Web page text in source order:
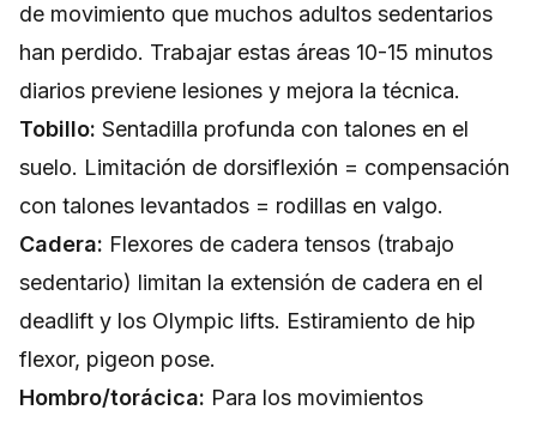
de movimiento que muchos adultos sedentarios
han perdido. Trabajar estas áreas 10-15 minutos
diarios previene lesiones y mejora la técnica.
Tobillo: Sentadilla profunda con talones en el
suelo. Limitación de dorsiflexión = compensación
con talones levantados = rodillas en valgo.
Cadera: Flexores de cadera tensos (trabajo
sedentario) limitan la extensión de cadera en el
deadlift y los Olympic lifts. Estiramiento de hip
flexor, pigeon pose.
Hombro/torácica: Para los movimientos